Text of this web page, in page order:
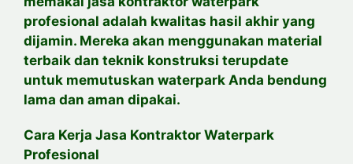
profesional adalah kwalitas hasil akhir yang
dijamin. Mereka akan menggunakan material
terbaik dan teknik konstruksi terupdate
untuk memutuskan waterpark Anda bendung
lama dan aman dipakai.
Cara Kerja Jasa Kontraktor Waterpark
Profesional